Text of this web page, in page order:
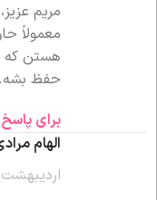
مریم
معمولاً
هستن
حفظ بشه.
برای
الهام
اردیبهشت 26, 1404 در 11:55 ب.ظ